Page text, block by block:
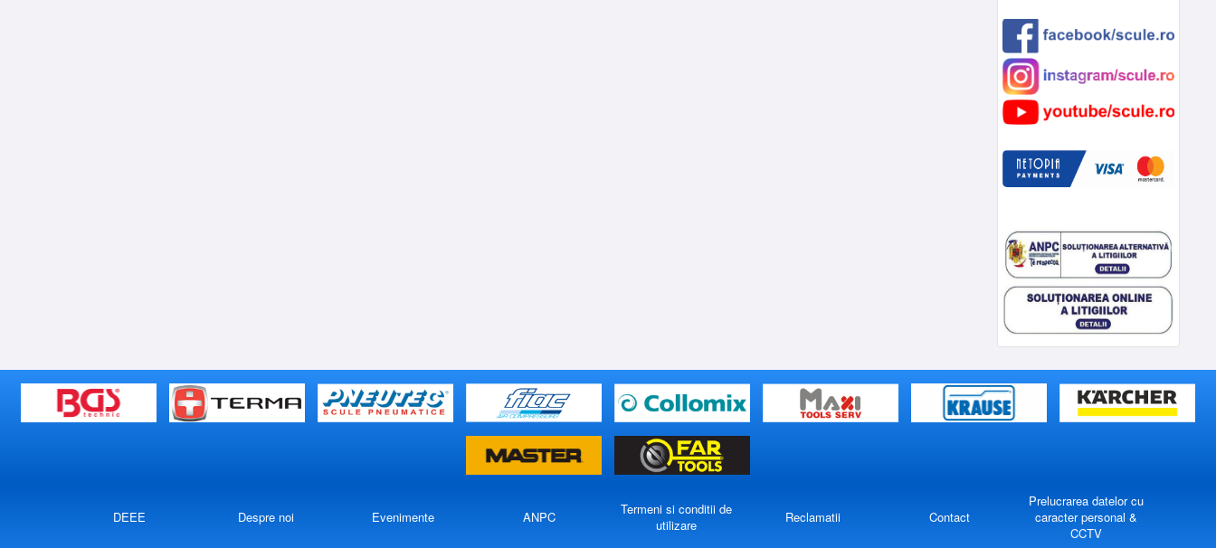
DEEE Despre noi Evenimente ANPC
Termeni si conditii de
utilizare
Reclamatii Contact
Prelucrarea datelor cu
caracter personal &
CCTV